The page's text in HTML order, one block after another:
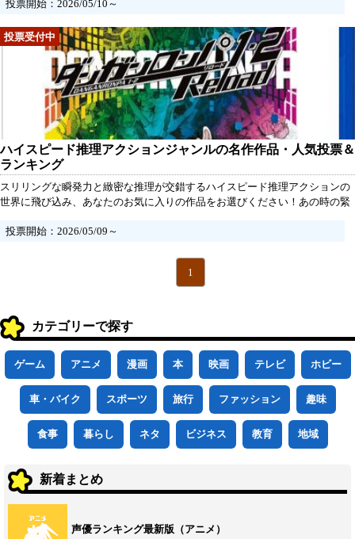
投票開始：2026/05/10～
ハイスピード推理アクションジャンルの名作作品・人気投票＆
ランキング
スリリングな瞬発力と緻密な推理が交錯するハイスピード推理アクションの
世界に飛び込み、あなたのお気に入りの作品をお選びください！あの時の緊
う。友情や競争を燃やしながら、共に最高の一作を決めるこの瞬間を楽しむ
投票開始：2026/05/09～
1
カテゴリーで探す
ゲーム アニメ 漫画 本 映画 テレビ ホビー
車・バイク スポーツ 旅行 ファッション 趣味
食事 暮らし ネタ ビジネス 教育 地域
新着まとめ
声優ランキング最新版（アニメ）